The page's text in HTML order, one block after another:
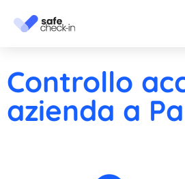
Controllo
azienda a